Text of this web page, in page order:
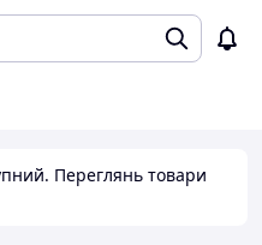
Переглянь товари